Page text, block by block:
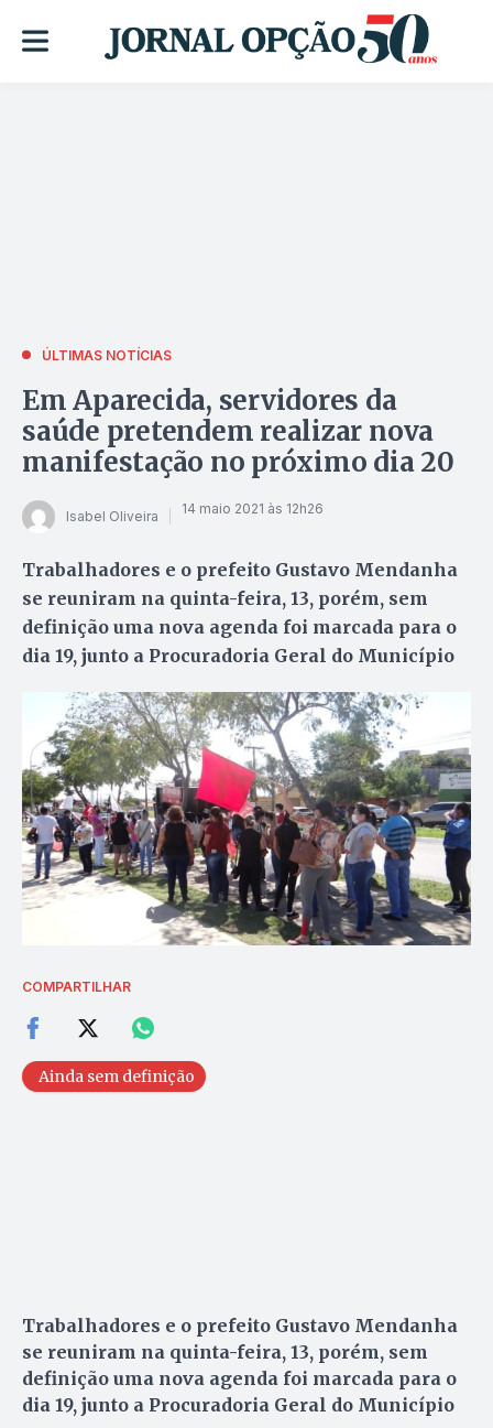
ÚLTIMAS NOTÍCIAS
Em Aparecida, servidores da
saúde pretendem realizar nova
manifestação no próximo dia 20
Isabel Oliveira 14 maio 2021 às 12h26
Trabalhadores e o prefeito Gustavo Mendanha
se reuniram na quinta-feira, 13, porém, sem
definição uma nova agenda foi marcada para o
dia 19, junto a Procuradoria Geral do Município
COMPARTILHAR
Ainda sem definição
Trabalhadores e o prefeito Gustavo Mendanha
se reuniram na quinta-feira, 13, porém, sem
definição uma nova agenda foi marcada para o
dia 19, junto a Procuradoria Geral do Município